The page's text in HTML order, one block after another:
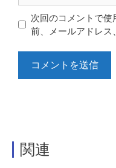
次回のコメントで使
前、メールアドレス
関連